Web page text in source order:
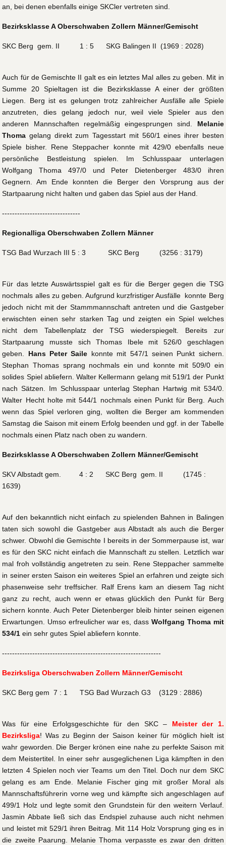
an, bei denen ebenfalls einige SKCler vertreten sind.
Bezirksklasse A Oberschwaben Zollern Männer/Gemischt
SKC Berg gem. II 1 : 5 SKG Balingen II (1969 : 2028)
Auch für de Gemischte II galt es ein letztes Mal alles zu geben. Mit in
Summe 20 Spieltagen ist die Bezirksklasse A einer der größten
Liegen. Berg ist es gelungen trotz zahlreicher Ausfälle alle Spiele
anzutreten, dies gelang jedoch nur, weil viele Spieler aus den
anderen Mannschaften regelmäßig eingesprungen sind. Melanie
Thoma gelang direkt zum Tagesstart mit 560/1 eines ihrer besten
Spiele bisher. Rene Steppacher konnte mit 429/0 ebenfalls neue
persönliche Bestleistung spielen. Im Schlusspaar unterlagen
Wolfgang Thoma 497/0 und Peter Dietenberger 483/0 ihren
Gegnern. Am Ende konnten die Berger den Vorsprung aus der
Startpaarung nicht halten und gaben das Spiel aus der Hand.
-------------------------------
Regionalliga Oberschwaben Zollern Männer
TSG Bad Wurzach III 5 : 3 SKC Berg (3256 : 3179)
Für das letzte Auswärtsspiel galt es für die Berger gegen die TSG
nochmals alles zu geben. Aufgrund kurzfristiger Ausfälle konnte Berg
jedoch nicht mit der Stammmannschaft antreten und die Gastgeber
erwischten einen sehr starken Tag und zeigten ein Spiel welches
nicht dem Tabellenplatz der TSG wiederspiegelt. Bereits zur
Startpaarung musste sich Thomas Ibele mit 526/0 geschlagen
geben. Hans Peter Saile konnte mit 547/1 seinen Punkt sichern.
Stephan Thomas sprang nochmals ein und konnte mit 509/0 ein
solides Spiel abliefern. Walter Kellermann gelang mit 519/1 der Punkt
nach Sätzen. Im Schlusspaar unterlag Stephan Hartwig mit 534/0.
Walter Hecht holte mit 544/1 nochmals einen Punkt für Berg. Auch
wenn das Spiel verloren ging, wollten die Berger am kommenden
Samstag die Saison mit einem Erfolg beenden und ggf. in der Tabelle
nochmals einen Platz nach oben zu wandern.
Bezirksklasse A Oberschwaben Zollern Männer/Gemischt
SKV Albstadt gem. 4 : 2 SKC Berg gem. II (1745 :
1639)
Auf den bekanntlich nicht einfach zu spielenden Bahnen in Balingen
taten sich sowohl die Gastgeber aus Albstadt als auch die Berger
schwer. Obwohl die Gemischte I bereits in der Sommerpause ist, war
es für den SKC nicht einfach die Mannschaft zu stellen. Letztlich war
mal froh vollständig angetreten zu sein. Rene Steppacher sammelte
in seiner ersten Saison ein weiteres Spiel an erfahren und zeigte sich
phasenweise sehr treffsicher. Ralf Erens kam an diesem Tag nicht
ganz zu recht, auch wenn er etwas glücklich den Punkt für Berg
sichern konnte. Auch Peter Dietenberger bleib hinter seinen eigenen
Erwartungen. Umso erfreulicher war es, dass Wolfgang Thoma mit
534/1 ein sehr gutes Spiel abliefern konnte.
---------------------------------------------------------------
Bezirksliga Oberschwaben Zollern Männer/Gemischt
SKC Berg gem 7 : 1 TSG Bad Wurzach G3 (3129 : 2886)
Was für eine Erfolgsgeschichte für den SKC – Meister der 1.
Bezirksliga! Was zu Beginn der Saison keiner für möglich hielt ist
wahr geworden. Die Berger krönen eine nahe zu perfekte Saison mit
dem Meistertitel. In einer sehr ausgeglichenen Liga kämpften in den
letzten 4 Spielen noch vier Teams um den Titel. Doch nur dem SKC
gelang es am Ende. Melanie Fischer ging mit großer Moral als
Mannschaftsführerin vorne weg und kämpfte sich angeschlagen auf
499/1 Holz und legte somit den Grundstein für den weitern Verlauf.
Jasmin Abbate ließ sich das Endspiel zuhause auch nicht nehmen
und leistet mit 529/1 ihren Beitrag. Mit 114 Holz Vorsprung ging es in
die zweite Paarung. Melanie Thoma verpasste es zwar den dritten